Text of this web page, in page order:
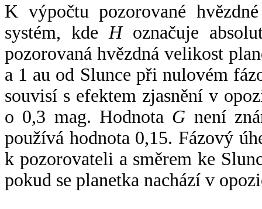
K výpočtu pozorované
systém, kde Hoznačuje
pozorovaná hvězdná velikost
a 1 au od Slunce při nulovém
souvisí s efektem zjasnění v
o 0,3 mag. Hodnota G není
používá hodnota 0,15. Fázový
k pozorovateli a směrem ke
pokud se planetka nachází v